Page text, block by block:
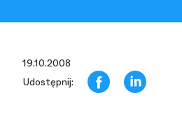
19.10.2008
Udostępnij: